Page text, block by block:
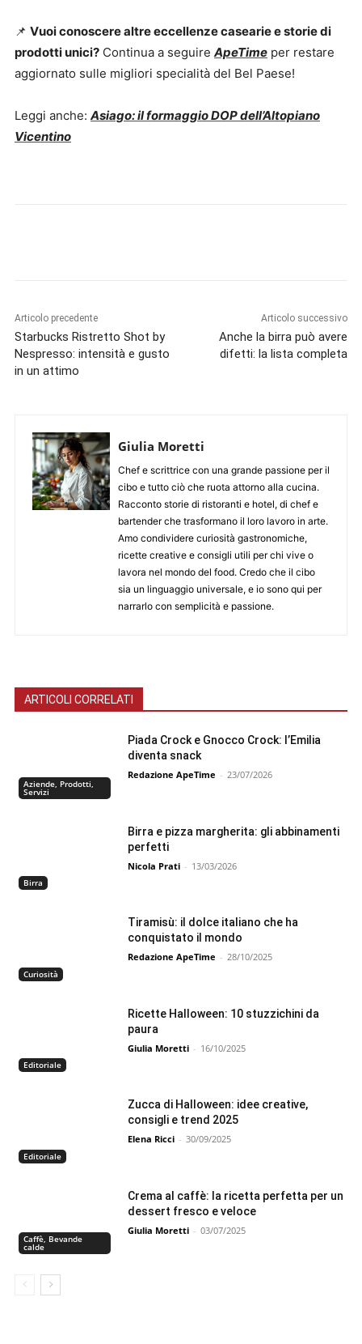
📌 Vuoi conoscere altre eccellenze casearie e storie di
prodotti unici? Continua a seguire ApeTime per restare
aggiornato sulle migliori specialità del Bel Paese!
Leggi anche: Asiago: il formaggio DOP dell’Altopiano
Vicentino
Articolo precedente
Starbucks Ristretto Shot by
Nespresso: intensità e gusto
in un attimo
Articolo successivo
Anche la birra può avere
difetti: la lista completa
Giulia Moretti
Chef e scrittrice con una grande passione per il
cibo e tutto ciò che ruota attorno alla cucina.
Racconto storie di ristoranti e hotel, di chef e
bartender che trasformano il loro lavoro in arte.
Amo condividere curiosità gastronomiche,
ricette creative e consigli utili per chi vive o
lavora nel mondo del food. Credo che il cibo
sia un linguaggio universale, e io sono qui per
narrarlo con semplicità e passione.
ARTICOLI CORRELATI
Aziende, Prodotti,
Servizi
Piada Crock e Gnocco Crock: l’Emilia
diventa snack
Redazione ApeTime - 23/07/2026
Birra
Birra e pizza margherita: gli abbinamenti
perfetti
Nicola Prati - 13/03/2026
Curiosità
Tiramisù: il dolce italiano che ha
conquistato il mondo
Redazione ApeTime - 28/10/2025
Editoriale
Ricette Halloween: 10 stuzzichini da
paura
Giulia Moretti - 16/10/2025
Editoriale
Zucca di Halloween: idee creative,
consigli e trend 2025
Elena Ricci - 30/09/2025
Caffè, Bevande
calde
Crema al caffè: la ricetta perfetta per un
dessert fresco e veloce
Giulia Moretti - 03/07/2025